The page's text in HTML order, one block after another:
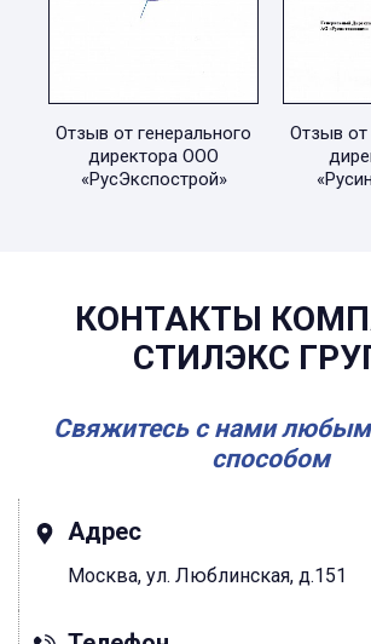
Отзыв от генерального
директора ООО
«РусЭкспострой»
Отзыв от
КОНТАКТЫ
СТИЛЭКС
Свяжитесь с нами
способом
Адрес
Москва, ул. Люблинская, д.151